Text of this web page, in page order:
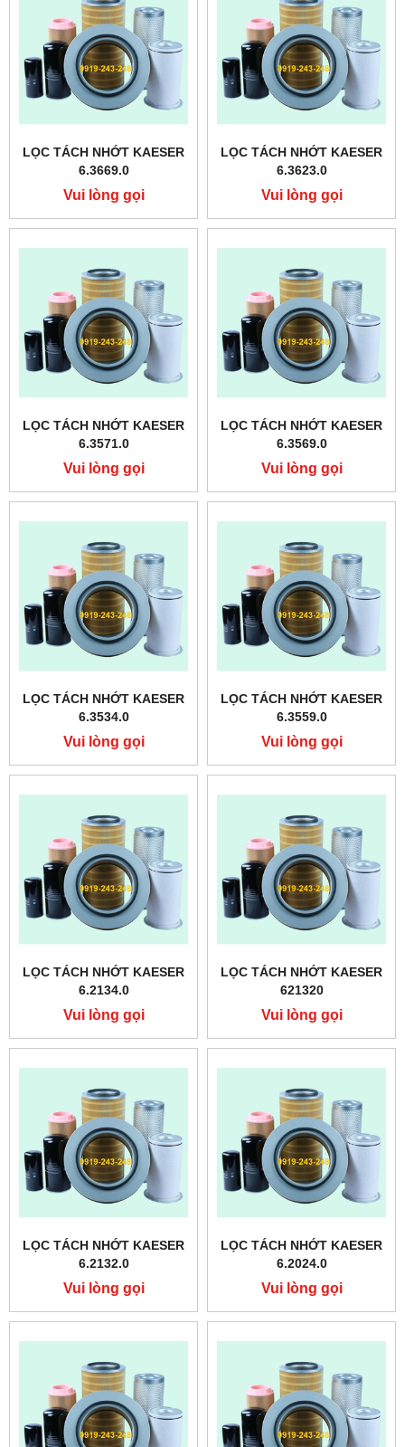
LỌC TÁCH NHỚT KAESER
6.3669.0
Vui lòng gọi
LỌC TÁCH NHỚT KAESER
6.3623.0
Vui lòng gọi
LỌC TÁCH NHỚT KAESER
6.3571.0
Vui lòng gọi
LỌC TÁCH NHỚT KAESER
6.3569.0
Vui lòng gọi
LỌC TÁCH NHỚT KAESER
6.3534.0
Vui lòng gọi
LỌC TÁCH NHỚT KAESER
6.3559.0
Vui lòng gọi
LỌC TÁCH NHỚT KAESER
6.2134.0
Vui lòng gọi
LỌC TÁCH NHỚT KAESER
621320
Vui lòng gọi
LỌC TÁCH NHỚT KAESER
6.2132.0
Vui lòng gọi
LỌC TÁCH NHỚT KAESER
6.2024.0
Vui lòng gọi